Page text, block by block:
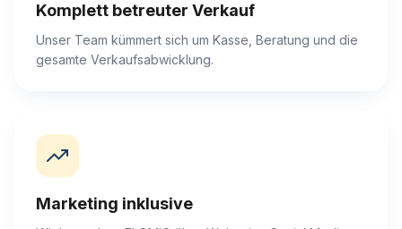
Komplett betreuter Verkauf
Unser Team kümmert sich um Kasse, Beratung und die
gesamte Verkaufsabwicklung.
Marketing inklusive